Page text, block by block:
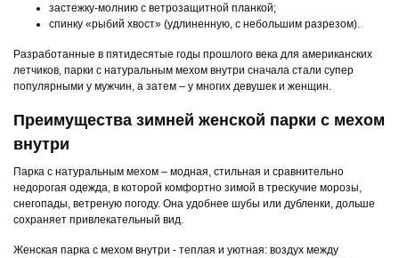
застежку-молнию с ветрозащитной планкой;
спинку «рыбий хвост» (удлиненную, с небольшим разрезом).
Разработанные в пятидесятые годы прошлого века для американских
летчиков, парки с натуральным мехом внутри сначала стали супер
популярными у мужчин, а затем – у многих девушек и женщин.
Преимущества зимней женской парки с мехом
внутри
Парка с натуральным мехом – модная, стильная и сравнительно
недорогая одежда, в которой комфортно зимой в трескучие морозы,
снегопады, ветреную погоду. Она удобнее шубы или дубленки, дольше
сохраняет привлекательный вид.
Женская парка с мехом внутри - теплая и уютная: воздух между